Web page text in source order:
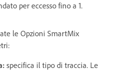
per eccesso fino a 1.
le Opzioni SmartMix
specifica il tipo di traccia. Le